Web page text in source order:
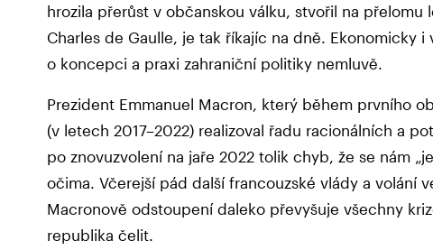
hrozila přerůst v občanskou válku, stvořil na přelomu
Charles de Gaulle, je tak říkajíc na dně. Ekonomicky i
o koncepci a praxi zahraniční politiky nemluvě.
Prezident Emmanuel Macron, který během prvního
(v letech 2017–2022) realizoval řadu racionálních a
po znovuzvolení na jaře 2022 tolik chyb, že se nám
očima. Včerejší pád další francouzské vlády a volání
Macronově odstoupení daleko převyšuje všechny
republika čelit.